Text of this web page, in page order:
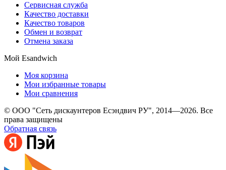
Сервисная служба
Качество доставки
Качество товаров
Обмен и возврат
Отмена заказа
Мой Esandwich
Моя корзина
Мои избранные товары
Мои сравнения
© ООО "Сеть дискаунтеров Есэндвич РУ", 2014—2026. Все
права защищены
Обратная связь